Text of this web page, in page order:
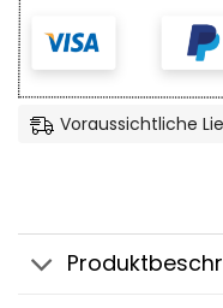
Voraussichtliche